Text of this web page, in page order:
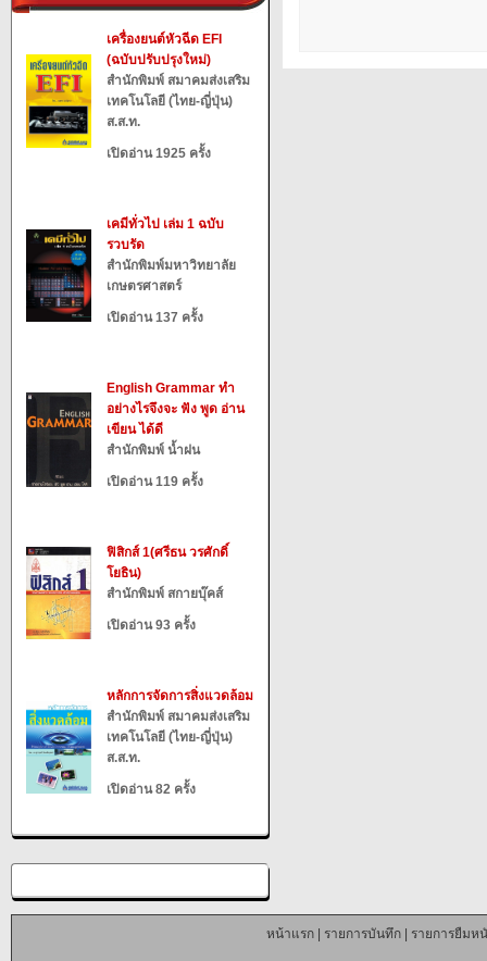
เครื่องยนต์หัวฉีด EFI
(ฉบับปรับปรุงใหม่)
สำนักพิมพ์ สมาคมส่งเสริม
เทคโนโลยี (ไทย-ญี่ปุ่น)
ส.ส.ท.
เปิดอ่าน 1925 ครั้ง
เคมีทั่วไป เล่ม 1 ฉบับ
รวบรัด
สำนักพิมพ์มหาวิทยาลัย
เกษตรศาสตร์
เปิดอ่าน 137 ครั้ง
English Grammar ทำ
อย่างไรจึงจะ ฟัง พูด อ่าน
เขียน ได้ดี
สำนักพิมพ์ น้ำฝน
เปิดอ่าน 119 ครั้ง
ฟิสิกส์ 1(ศรีธน วรศักดิ์
โยธิน)
สำนักพิมพ์ สกายบุ๊คส์
เปิดอ่าน 93 ครั้ง
หลักการจัดการสิ่งแวดล้อม
สำนักพิมพ์ สมาคมส่งเสริม
เทคโนโลยี (ไทย-ญี่ปุ่น)
ส.ส.ท.
เปิดอ่าน 82 ครั้ง
หน้าแรก| รายการบันทึก| รายการยืมห